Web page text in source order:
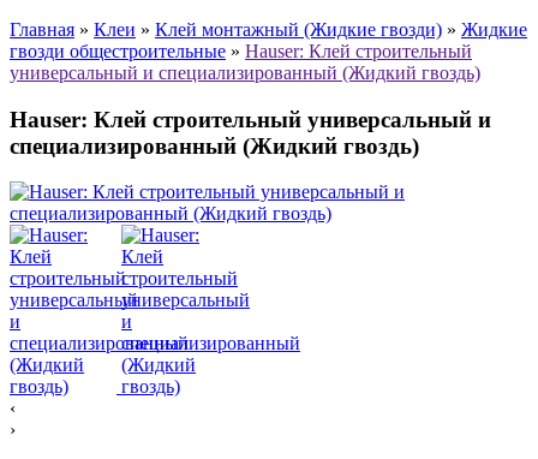
Главная » Клеи » Клей монтажный (Жидкие гвозди) » Жидкие
гвозди общестроительные » Hauser: Клей строительный
универсальный и специализированный (Жидкий гвоздь)
Hauser: Клей строительный универсальный и
специализированный (Жидкий гвоздь)
‹
›